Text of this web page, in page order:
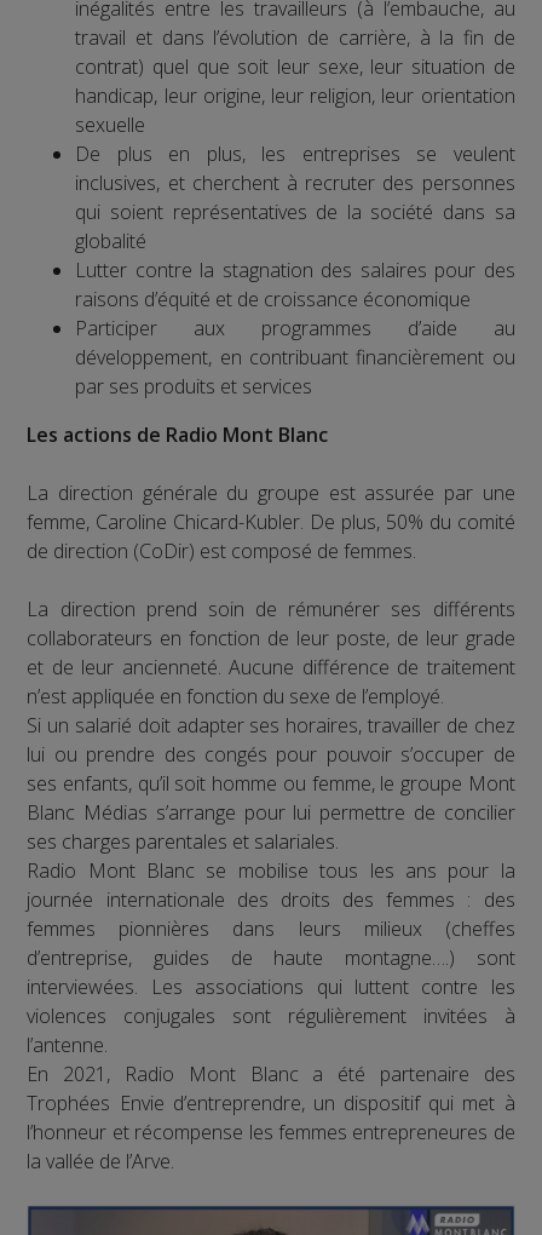
inégalités entre les travailleurs (à l’embauche, au
travail et dans l’évolution de carrière, à la fin de
contrat) quel que soit leur sexe, leur situation de
handicap, leur origine, leur religion, leur orientation
sexuelle
De plus en plus, les entreprises se veulent
inclusives, et cherchent à recruter des personnes
qui soient représentatives de la société dans sa
globalité
Lutter contre la stagnation des salaires pour des
raisons d’équité et de croissance économique
Participer aux programmes d’aide au
développement, en contribuant financièrement ou
par ses produits et services
Les actions de Radio Mont Blanc
La direction générale du groupe est assurée par une
femme, Caroline Chicard-Kubler. De plus, 50% du comité
de direction (CoDir) est composé de femmes.
La direction prend soin de rémunérer ses différents
collaborateurs en fonction de leur poste, de leur grade
et de leur ancienneté. Aucune différence de traitement
n’est appliquée en fonction du sexe de l’employé.
Si un salarié doit adapter ses horaires, travailler de chez
lui ou prendre des congés pour pouvoir s’occuper de
ses enfants, qu’il soit homme ou femme, le groupe Mont
Blanc Médias s’arrange pour lui permettre de concilier
ses charges parentales et salariales.
Radio Mont Blanc se mobilise tous les ans pour la
journée internationale des droits des femmes : des
femmes pionnières dans leurs milieux (cheffes
d’entreprise, guides de haute montagne….) sont
interviewées. Les associations qui luttent contre les
violences conjugales sont régulièrement invitées à
l’antenne.
En 2021, Radio Mont Blanc a été partenaire des
Trophées Envie d’entreprendre, un dispositif qui met à
l’honneur et récompense les femmes entrepreneures de
la vallée de l’Arve.